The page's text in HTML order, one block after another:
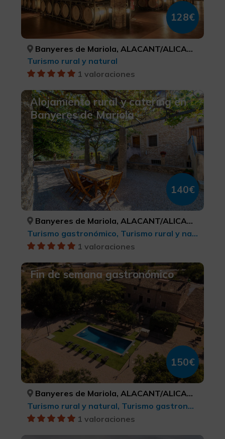
128€
Banyeres de Mariola, ALACANT/ALICANTE
Turismo rural y natural
1 valoraciones
Alojamiento rural y catering en
Banyeres de Mariola
140€
Banyeres de Mariola, ALACANT/ALICANTE
Turismo gastronómico, Turismo rural y natural
1 valoraciones
Fin de semana gastronómico
150€
Banyeres de Mariola, ALACANT/ALICANTE
Turismo rural y natural, Turismo gastronómico
1 valoraciones